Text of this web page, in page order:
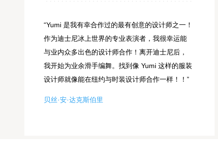
“Yumi 是我有幸合作过的最有创意的设计师之一！
作为迪士尼冰上世界的专业表演者，我很幸运能
与业内众多出色的设计师合作！离开迪士尼后，
我开始为业余滑手编舞。找到像 Yumi 这样的服装
设计师就像能在纽约与时装设计师合作一样！！”
贝丝·安·达克斯伯里